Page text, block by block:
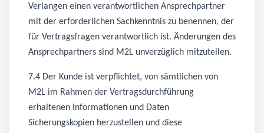
Verlangen einen verantwortlichen Ansprechpartner
mit der erforderlichen Sachkenntnis zu benennen, der
für Vertragsfragen verantwortlich ist. Änderungen des
Ansprechpartners sind M2L unverzüglich mitzuteilen.
7.4 Der Kunde ist verpflichtet, von sämtlichen von
M2L im Rahmen der Vertragsdurchführung
erhaltenen Informationen und Daten
Sicherungskopien herzustellen und diese